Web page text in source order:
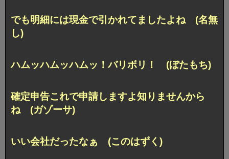
でも明細には現金で引かれてましたよね (名無
し)
ハムッハムッハムッ！バリボリ！ (ぼたもち)
確定申告これで申請しますよ知りませんから
ね (ガゾーサ)
いい会社だったなぁ (このはずく)